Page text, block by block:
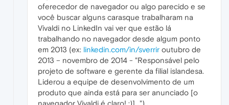
oferecedor de navegador ou algo parecido e se
você buscar alguns carasque trabalharam na
Vivaldi no LinkedIn vai ver que estão lá
trabalhando no navegador desde algum ponto
em 2013 (ex: linkedin.com/in/sverrir outubro de
2013 – novembro de 2014 - "Responsável pelo
projeto de software e gerente da filial islandesa.
Liderou a equipe de desenvolvimento de um
produto que ainda está para ser anunciado [o
navegador Vivaldi é claro! :)]...") .